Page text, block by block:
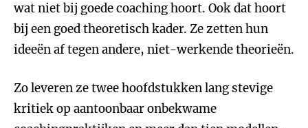
wat niet bij goede coaching hoort. Ook dat hoort
bij een goed theoretisch kader. Ze zetten hun
ideeën af tegen andere, niet-werkende theorieën.
Zo leveren ze twee hoofdstukken lang stevige
kritiek op aantoonbaar onbekwame